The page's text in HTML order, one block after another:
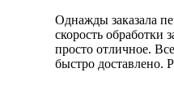
Однажды заказала
скорость обработки
просто отличное.
быстро доставлено.